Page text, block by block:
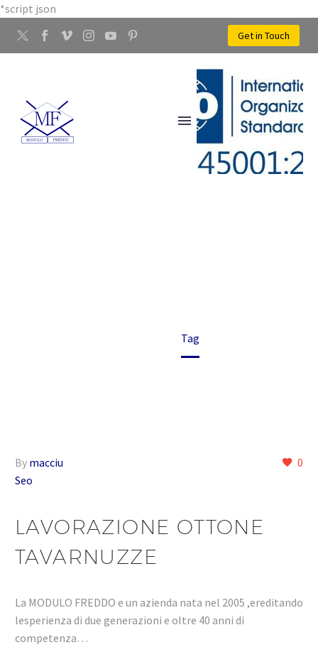
*script json
Get in Touch
Tag
0
By macciu
Seo
LAVORAZIONE OTTONE
TAVARNUZZE
La MODULO FREDDO e un azienda nata nel 2005 ,ereditando
lesperienza di due generazioni e oltre 40 anni di
competenza…